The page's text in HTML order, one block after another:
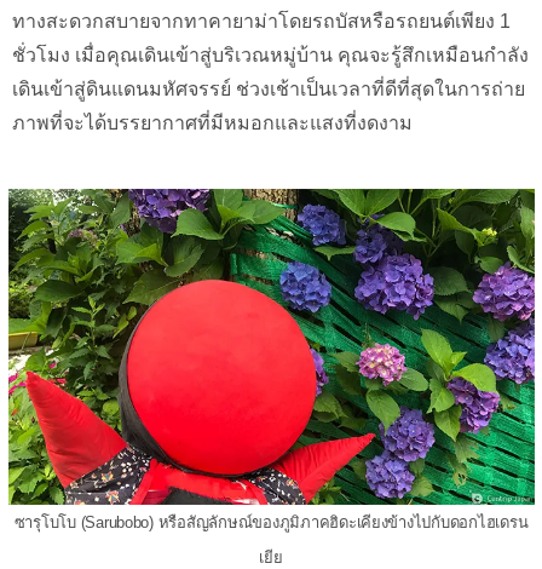
ทางสะดวกสบายจากทาคายาม่าโดยรถบัสหรือรถยนต์เพียง 1
ชั่วโมง เมื่อคุณเดินเข้าสู่บริเวณหมู่บ้าน คุณจะรู้สึกเหมือนกำลัง
เดินเข้าสู่ดินแดนมหัศจรรย์ ช่วงเช้าเป็นเวลาที่ดีที่สุดในการถ่าย
ภาพที่จะได้บรรยากาศที่มีหมอกและแสงที่งดงาม
ซารุโบโบ (Sarubobo) หรือสัญลักษณ์ของภูมิภาคฮิดะเคียงข้างไปกับดอกไฮเดรน
เยีย